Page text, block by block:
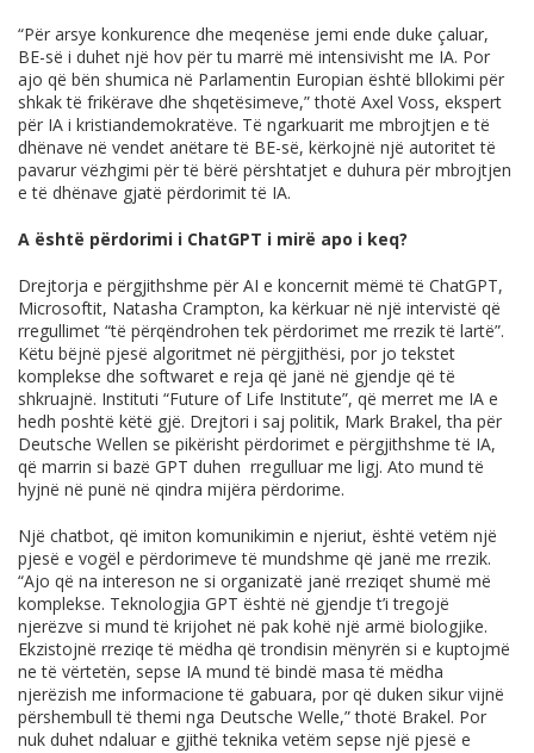
“Për arsye konkurence dhe meqenëse jemi ende duke çaluar,
BE-së i duhet një hov për tu marrë më intensivisht me IA. Por
ajo që bën shumica në Parlamentin Europian është bllokimi për
shkak të frikërave dhe shqetësimeve,” thotë Axel Voss, ekspert
për IA i kristiandemokratëve. Të ngarkuarit me mbrojtjen e të
dhënave në vendet anëtare të BE-së, kërkojnë një autoritet të
pavarur vëzhgimi për të bërë përshtatjet e duhura për mbrojtjen
e të dhënave gjatë përdorimit të IA.
A është përdorimi i ChatGPT i mirë apo i keq?
Drejtorja e përgjithshme për AI e koncernit mëmë të ChatGPT,
Microsoftit, Natasha Crampton, ka kërkuar në një intervistë që
rregullimet “të përqëndrohen tek përdorimet me rrezik të lartë”.
Këtu bëjnë pjesë algoritmet në përgjithësi, por jo tekstet
komplekse dhe softwaret e reja që janë në gjendje që të
shkruajnë. Instituti “Future of Life Institute”, që merret me IA e
hedh poshtë këtë gjë. Drejtori i saj politik, Mark Brakel, tha për
Deutsche Wellen se pikërisht përdorimet e përgjithshme të IA,
që marrin si bazë GPT duhen rregulluar me ligj. Ato mund të
hyjnë në punë në qindra mijëra përdorime.
Një chatbot, që imiton komunikimin e njeriut, është vetëm një
pjesë e vogël e përdorimeve të mundshme që janë me rrezik.
“Ajo që na intereson ne si organizatë janë rreziqet shumë më
komplekse. Teknologjia GPT është në gjendje t’i tregojë
njerëzve si mund të krijohet në pak kohë një armë biologjike.
Ekzistojnë rreziqe të mëdha që trondisin mënyrën si e kuptojmë
ne të vërtetën, sepse IA mund të bindë masa të mëdha
njerëzish me informacione të gabuara, por që duken sikur vijnë
përshembull të themi nga Deutsche Welle,” thotë Brakel. Por
nuk duhet ndaluar e gjithë teknika vetëm sepse një pjesë e